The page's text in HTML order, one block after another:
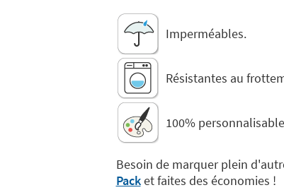
Imperméables.
Résistantes au
100%
Besoin de marquer plein
Packet faites des économies !